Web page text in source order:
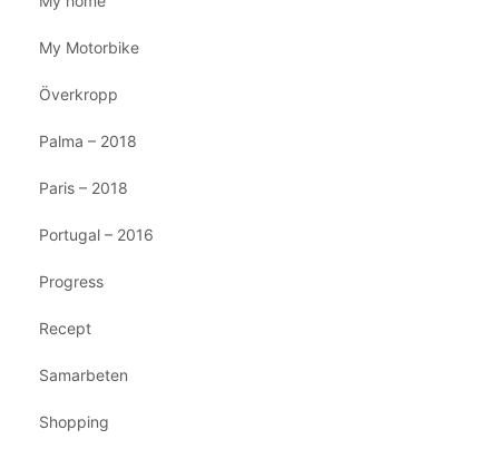
My Motorbike
Överkropp
Palma – 2018
Paris – 2018
Portugal – 2016
Progress
Recept
Samarbeten
Shopping